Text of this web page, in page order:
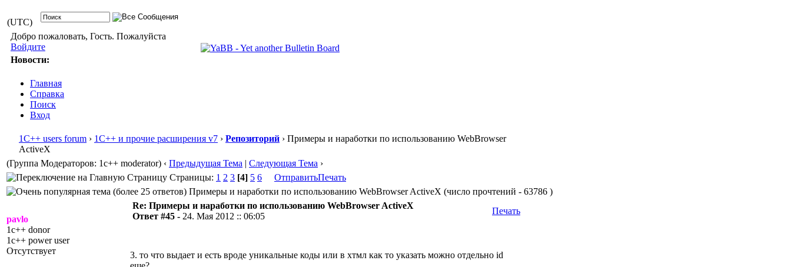
(UTC)
Добро пожаловать, Гость. Пожалуйста
Войдите
Новости:
Главная
Справка
Поиск
Вход
1С++ users forum › 1С++ и прочие расширения v7 › Репозиторий › Примеры и наработки по использованию WebBrowser
ActiveX
(Группа Модераторов: 1c++ moderator) ‹ Предыдущая Тема | Следующая Тема ›
Страницы: 1 2 3 [4] 5 6 ОтправитьПечать
Примеры и наработки по использованию WebBrowser ActiveX (число прочтений - 63786 )
pavlo
1c++ donor
1c++ power user
Отсутствует
Re: Примеры и наработки по использованию WebBrowser ActiveX
Ответ #45 - 24. Мая 2012 :: 06:05
Печать
3. то что выдает и есть вроде уникальные коды или в хтмл как то указать можно отдельно id